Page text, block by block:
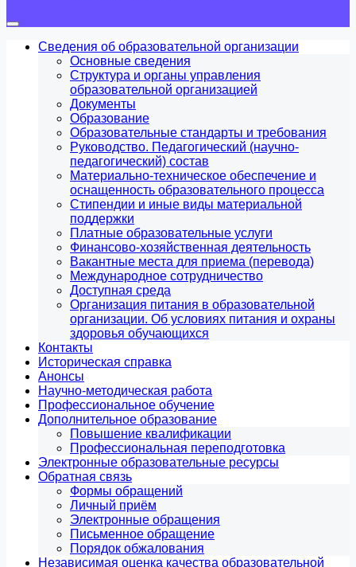
Сведения об образовательной организации
Основные сведения
Структура и органы управления
образовательной организацией
Документы
Образование
Образовательные стандарты и требования
Руководство. Педагогический (научно-
педагогический) состав
Материально-техническое обеспечение и
оснащенность образовательного процесса
Стипендии и иные виды материальной
поддержки
Платные образовательные услуги
Финансово-хозяйственная деятельность
Вакантные места для приема (перевода)
Международное сотрудничество
Доступная среда
Организация питания в образовательной
организации. Об условиях питания и охраны
здоровья обучающихся
Контакты
Историческая справка
Анонсы
Научно-методическая работа
Профессиональное обучение
Дополнительное образование
Повышение квалификации
Профессиональная переподготовка
Электронные образовательные ресурсы
Обратная связь
Формы обращений
Личный приём
Электронные обращения
Письменное обращение
Порядок обжалования
Независимая оценка качества образовательной